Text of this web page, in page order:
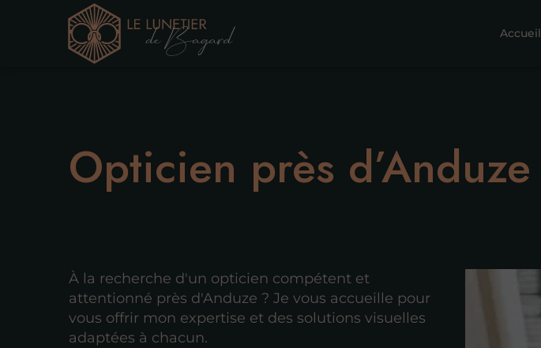
Accueil
Opticien près d’Anduze
À la recherche d'un opticien compétent et
attentionné près d'Anduze ? Je vous accueille pour
vous offrir mon expertise et des solutions visuelles
adaptées à chacun.